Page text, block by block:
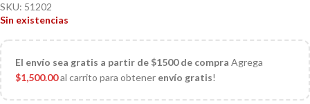
SKU: 51202
Sin existencias
El envío sea gratis a partir de $1500 de compra Agrega
$1,500.00al carrito para obtener envío gratis!